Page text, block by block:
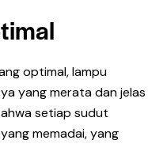
optimal, lampu
yang merata dan jelas
setiap sudut
memadai, yang